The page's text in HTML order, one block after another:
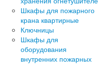
Шкафы для пожарного
крана квартирные
Ключницы
Шкафы для
оборудования
внутренних пожарных